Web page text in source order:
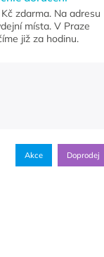
zdarma. Na adresu
místa. V Praze
již za hodinu.
Akce Doprodej